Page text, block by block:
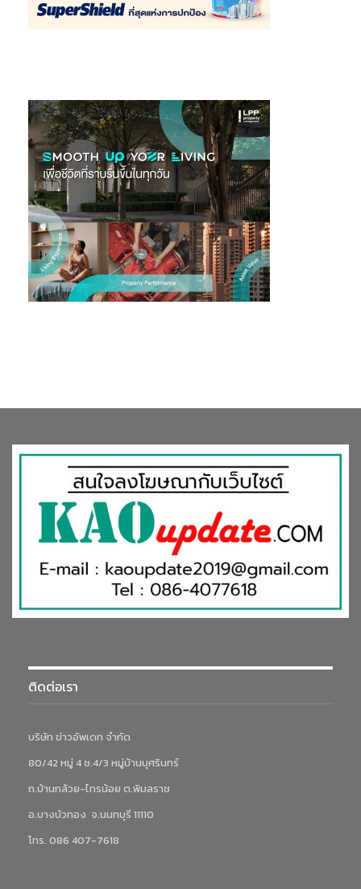
ติดต่อเรา
บริษัท ข่าวอัพเดท จำกัด
80/42 หมู่ 4 ซ.4/3 หมู่บ้านบุศรินทร์
ถ.บ้านกล้วย-ไทรน้อย ต.พิมลราช
อ.บางบัวทอง จ.นนทบุรี 11110
โทร. 086 407-7618